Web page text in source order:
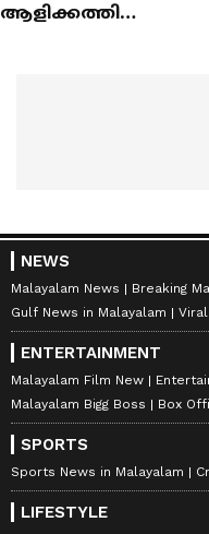
ആളിക്കത്തി
NEWS
Malayalam News Breaking
Gulf News in Malayalam
ENTERTAINMENT
Malayalam Film New
Malayalam Bigg Boss
Box
SPORTS
Sports News in Malayalam
LIFESTYLE